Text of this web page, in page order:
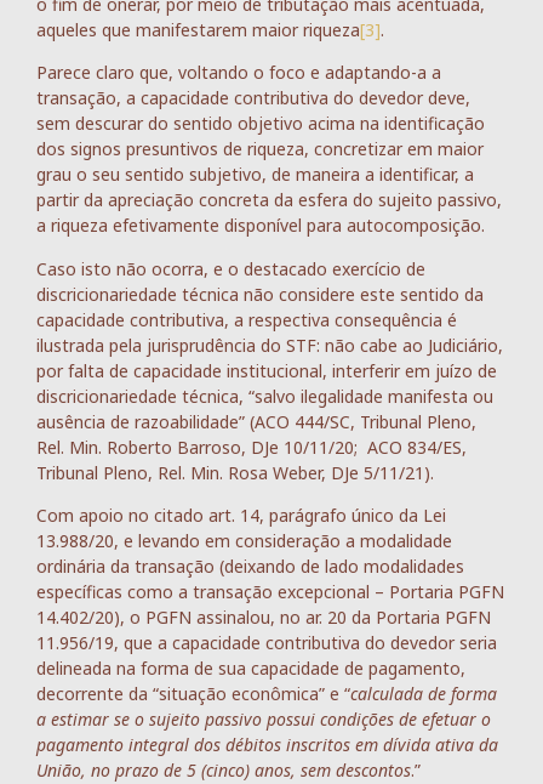
aqueles que manifestarem maior riqueza[3].
Parece claro que, voltando o foco e adaptando-a a
transação, a capacidade contributiva do devedor deve,
sem descurar do sentido objetivo acima na identificação
dos signos presuntivos de riqueza, concretizar em maior
grau o seu sentido subjetivo, de maneira a identificar, a
partir da apreciação concreta da esfera do sujeito passivo,
a riqueza efetivamente disponível para autocomposição.
Caso isto não ocorra, e o destacado exercício de
discricionariedade técnica não considere este sentido da
capacidade contributiva, a respectiva consequência é
ilustrada pela jurisprudência do STF: não cabe ao Judiciário,
por falta de capacidade institucional, interferir em juízo de
discricionariedade técnica, “salvo ilegalidade manifesta ou
ausência de razoabilidade” (ACO 444/SC, Tribunal Pleno,
Rel. Min. Roberto Barroso, DJe 10/11/20; ACO 834/ES,
Tribunal Pleno, Rel. Min. Rosa Weber, DJe 5/11/21).
Com apoio no citado art. 14, parágrafo único da Lei
13.988/20, e levando em consideração a modalidade
ordinária da transação (deixando de lado modalidades
específicas como a transação excepcional – Portaria PGFN
14.402/20), o PGFN assinalou, no ar. 20 da Portaria PGFN
11.956/19, que a capacidade contributiva do devedor seria
delineada na forma de sua capacidade de pagamento,
decorrente da “situação econômica” e “calculada de forma
a estimar se o sujeito passivo possui condições de efetuar o
pagamento integral dos débitos inscritos em dívida ativa da
União, no prazo de 5 (cinco) anos, sem descontos.”